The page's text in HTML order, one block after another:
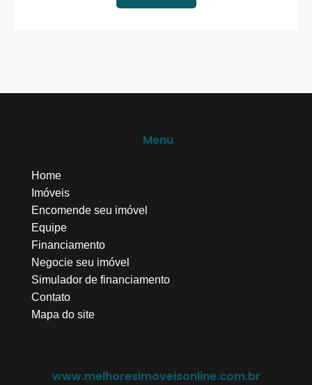
Menu
Home
Imóveis
Encomende seu imóvel
Equipe
Financiamento
Negocie seu imóvel
Simulador de financiamento
Contato
Mapa do site
www.melhoresimoveisonline.com.br